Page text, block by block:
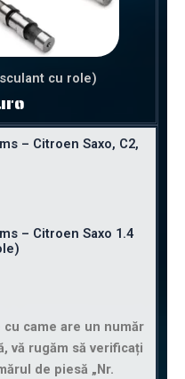
cu role)
– Citroen Saxo, C2,
– Citroen Saxo 1.4
came are un număr
vă rugăm să verificați
de piesă „Nr.